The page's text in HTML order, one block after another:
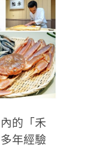
的「禾
年經驗